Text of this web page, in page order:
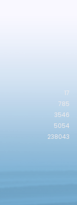
17
785
3546
5054
238043